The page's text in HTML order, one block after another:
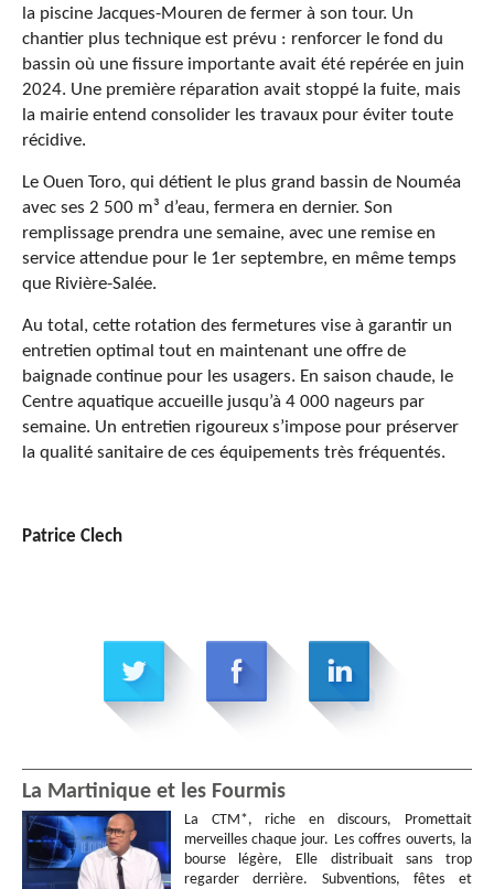
la piscine Jacques-Mouren de fermer à son tour. Un
chantier plus technique est prévu : renforcer le fond du
bassin où une fissure importante avait été repérée en juin
2024. Une première réparation avait stoppé la fuite, mais
la mairie entend consolider les travaux pour éviter toute
récidive.
Le Ouen Toro, qui détient le plus grand bassin de Nouméa
avec ses 2 500 m³ d’eau, fermera en dernier. Son
remplissage prendra une semaine, avec une remise en
service attendue pour le 1er septembre, en même temps
que Rivière-Salée.
Au total, cette rotation des fermetures vise à garantir un
entretien optimal tout en maintenant une offre de
baignade continue pour les usagers. En saison chaude, le
Centre aquatique accueille jusqu’à 4 000 nageurs par
semaine. Un entretien rigoureux s’impose pour préserver
la qualité sanitaire de ces équipements très fréquentés.
Patrice Clech
La Martinique et les Fourmis
La CTM*, riche en discours, Promettait
merveilles chaque jour. Les coffres ouverts, la
bourse légère, Elle distribuait sans trop
regarder derrière. Subventions, fêtes et